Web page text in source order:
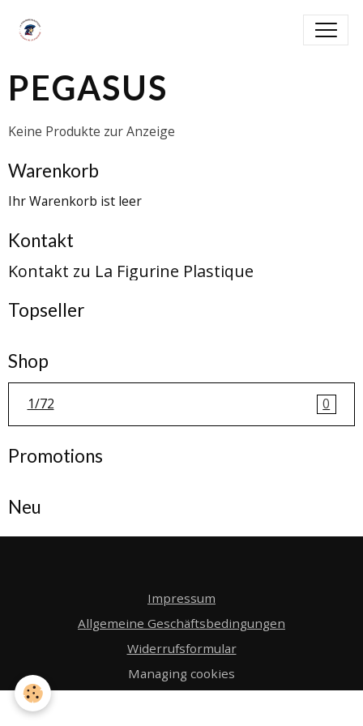
PEGASUS
Keine Produkte zur Anzeige
Warenkorb
Ihr Warenkorb ist leer
Kontakt
Kontakt zu La Figurine Plastique
Topseller
Shop
1/72 0
Promotions
Neu
Impressum
Allgemeine Geschäftsbedingungen
Widerrufsformular
Managing cookies